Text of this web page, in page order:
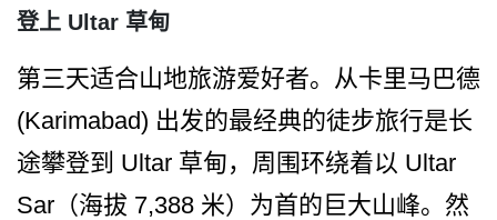
登上 Ultar 草甸
第三天适合山地旅游爱好者。从卡里马巴德
(Karimabad) 出发的最经典的徒步旅行是长
途攀登到 Ultar 草甸，周围环绕着以 Ultar
Sar（海拔 7,388 米）为首的巨大山峰。然